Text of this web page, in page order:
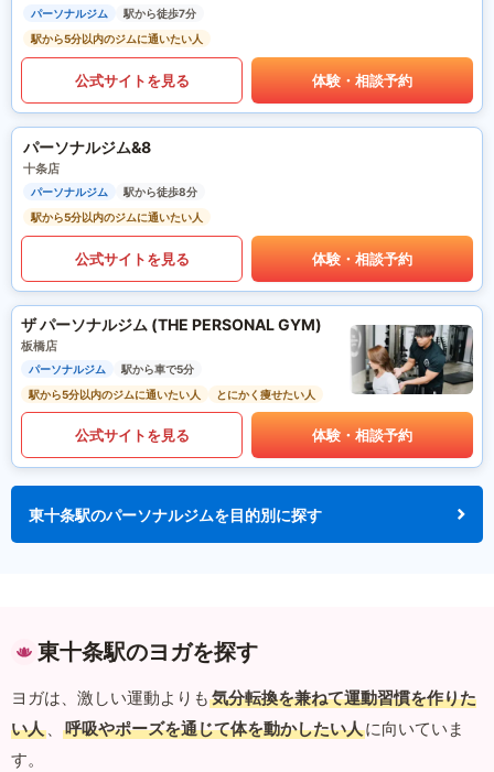
パーソナルジム
駅から徒歩7分
駅から5分以内のジムに通いたい人
公式サイトを見る 体験・相談予約
パーソナルジム&8
十条店
パーソナルジム
駅から徒歩8分
駅から5分以内のジムに通いたい人
公式サイトを見る 体験・相談予約
ザ パーソナルジム (THE PERSONAL GYM)
板橋店
パーソナルジム
駅から車で5分
駅から5分以内のジムに通いたい人
とにかく痩せたい人
公式サイトを見る 体験・相談予約
東十条駅のパーソナルジムを目的別に探す
東十条駅のヨガを探す
ヨガは、激しい運動よりも 気分転換を兼ねて運動習慣を作りた
い人 、 呼吸やポーズを通じて体を動かしたい人に向いていま
す。